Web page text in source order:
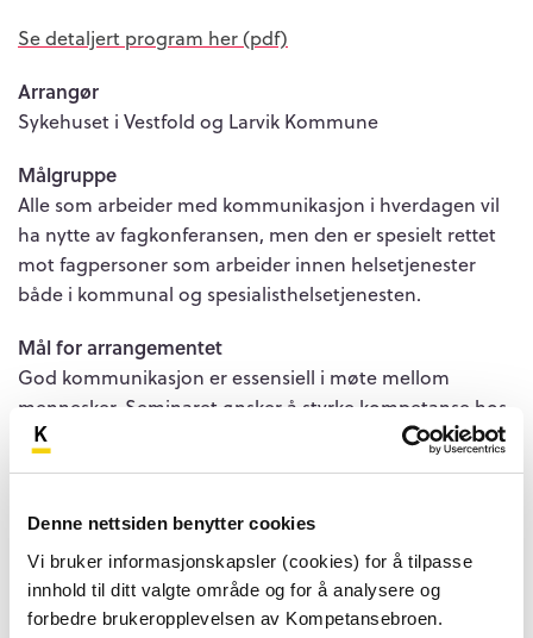
Denne nettsiden benytter cookies
Vi bruker informasjonskapsler (cookies) for å tilpasse
innhold til ditt valgte område og for å analysere og
forbedre brukeropplevelsen av Kompetansebroen.
Se detaljert program her (pdf)
Arrangør
Sykehuset i Vestfold og Larvik Kommune
Målgruppe
Alle som arbeider med kommunikasjon i hverdagen vil
ha nytte av fagkonferansen, men den er spesielt rettet
mot fagpersoner som arbeider innen helsetjenester
både i kommunal og spesialisthelsetjenesten.
Mål for arrangementet
God kommunikasjon er essensiell i møte mellom
mennesker. Seminaret ønsker å styrke kompetanse hos
fagpersoner innen spennende og aktuelt tema på tvers
av offentlig og privat sektor.
Dato
11. juni 2026
Påmeldingsfrist
03. juni 2026 kl 23.59